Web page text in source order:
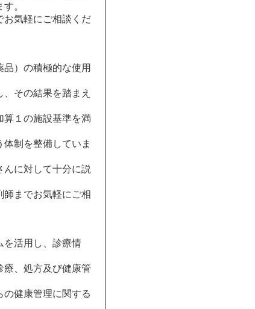
。
お気軽にご相談くだ
）の積極的な使用
その結果を踏まえ
算１の施設基準を満
制を整備していま
んに対して十分に説
師までお気軽にご相
を活用し、診療情
療、処方及び健康管
の健康管理に関する